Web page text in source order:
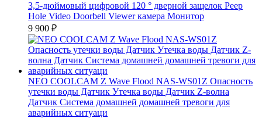
3,5-дюймовый цифровой 120 ° дверной защелок Peep
Hole Video Doorbell Viewer камера Монитор
9 900 ₽
NEO COOLCAM Z Wave Flood NAS-WS01Z Опасность
утечки воды Датчик Утечка воды Датчик Z-волна
Датчик Система домашней домашней тревоги для
аварийных ситуаци